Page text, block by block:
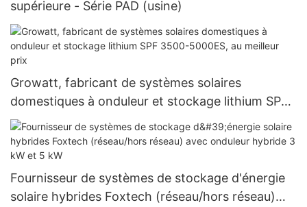
supérieure - Série PAD (usine)
Growatt, fabricant de systèmes solaires
domestiques à onduleur et stockage lithium SPF
3500-5000ES, au meilleur prix
Fournisseur de systèmes de stockage d'énergie
solaire hybrides Foxtech (réseau/hors réseau)